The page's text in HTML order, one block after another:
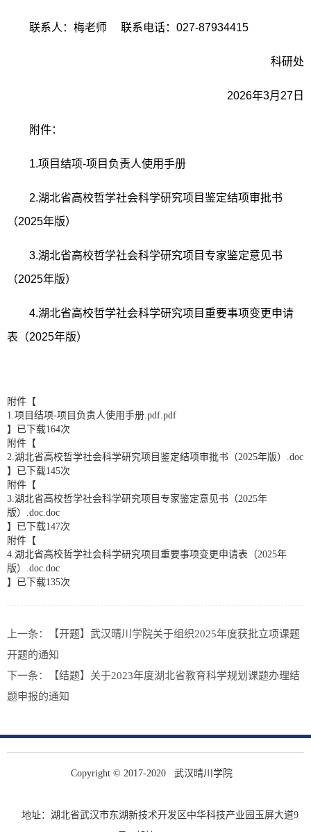
联系人：梅老师 联系电话： 027-87934415
科研处
2026年3月 27 日
附件：
1.项目结项-项目负责人使用手册
2.湖北省高校哲学社会科学研究项目鉴定结项审批书
（2025年版）
3.湖北省高校哲学社会科学研究项目专家鉴定意见书
（2025年版）
4.湖北省高校哲学社会科学研究项目重要事项变更申请
表 （2025年版）
附件【
1.项目结项-项目负责人使用手册.pdf.pdf
】已下载164次
附件【
2.湖北省高校哲学社会科学研究项目鉴定结项审批书（2025年版）.doc
】已下载145次
附件【
3.湖北省高校哲学社会科学研究项目专家鉴定意见书（2025年
版）.doc.doc
】已下载147次
附件【
4.湖北省高校哲学社会科学研究项目重要事项变更申请表（2025年
版）.doc.doc
】已下载135次
上一条：
【开题】武汉晴川学院关于组织2025年度获批立项课题
开题的通知
下一条：
【结题】关于2023年度湖北省教育科学规划课题办理结
题申报的通知
Copyright © 2017-2020 武汉晴川学院
地址：湖北省武汉市东湖新技术开发区中华科技产业园玉屏大道9